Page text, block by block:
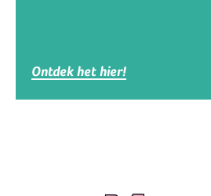
Ontdek het hier!